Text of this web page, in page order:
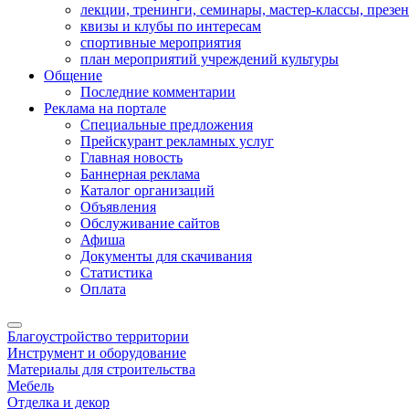
лекции, тренинги, семинары, мастер-классы,
квизы и клубы по интересам
спортивные мероприятия
план мероприятий учреждений культуры
Общение
Последние комментарии
Реклама на портале
Специальные предложения
Прейскурант рекламных услуг
Главная новость
Баннерная реклама
Каталог организаций
Объявления
Обслуживание сайтов
Афиша
Документы для скачивания
Статистика
Оплата
Благоустройство территории
Инструмент и оборудование
Материалы для строительства
Мебель
Отделка и декор